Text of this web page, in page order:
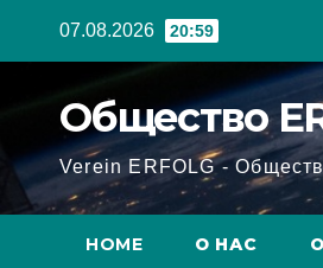
07.08.2026 20:59
Общество
Verein ERFOLG -
HOME О НАС